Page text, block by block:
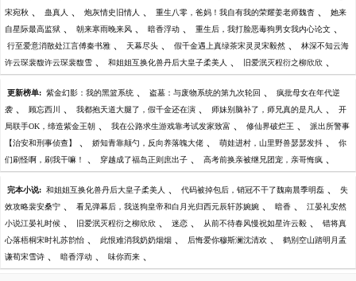
宋宛秋 、 蛊真人 、 炮灰情史旧情人 、 重生八零，爸妈！我自有我的荣耀姜老师魏杳 、 她来
自星际最高监狱 、 朝来寒雨晚来风 、 暗香浮动 、 重生后，我打脸恶毒狗男女我内心论文 、
行至爱意消散处江言傅秦书雅 、 天幕尽头 、 假千金遇上真绿茶宋灵灵宋毅然 、 林深不知云海
许云琛裴馥许云琛裴馥雪 、 和姐姐互换化兽丹后大皇子柔美人 、 旧爱泯灭程衍之柳欣欣 、
更新榜单: 紫金幻影：我的黑篮系统 、 盗墓：与废物系统的第九次轮回 、 疯批母女在年代逆
袭 、 顾忘西川 、 我都抱天道大腿了，假千金还在演 、 师妹别脑补了，师兄真的是凡人 、 开
局联手OK，缔造紫金王朝 、 我在公路求生游戏靠考试发家致富 、 修仙界破烂王 、 派出所警事
【治安和刑事侦查】 、 娇知青靠颠勺，反向养落魄大佬 、 萌娃进村，山里野兽瑟瑟发抖 、 你
们刷怪啊，刷我干嘛！ 、 穿越成了福岛正则庶出子 、 高考前换亲被继兄团宠，亲哥悔疯 、
完本小说: 和姐姐互换化兽丹后大皇子柔美人 、 代码被掉包后，销冠不干了魏南晨季明磊 、 失
效攻略裴安桑宁 、 看见弹幕后，我送狗皇帝和白月光归西元辰轩苏婉婉 、 暗香 、 江晏礼安然
小说江晏礼时候 、 旧爱泯灭程衍之柳欣欣 、 迷恋 、 从前不待春风慢祝如星许云毅 、 错将真
心落梧桐宋时礼苏韵怡 、 此恨难消我奶奶烟烟 、 后悔爱你穆斯澜沈清欢 、 鹤别空山踏明月孟
谦荀宋雪诗 、 暗香浮动 、 味你而来 、